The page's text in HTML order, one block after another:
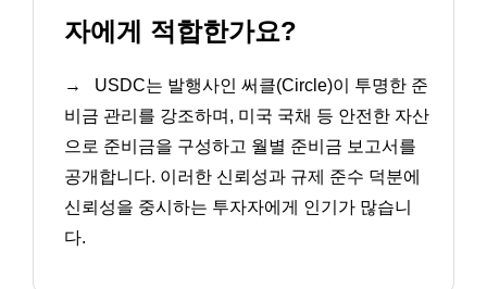
자에게 적합한가요?
→
USDC는 발행사인 써클(Circle)이 투명한 준
비금 관리를 강조하며, 미국 국채 등 안전한 자산
으로 준비금을 구성하고 월별 준비금 보고서를
공개합니다. 이러한 신뢰성과 규제 준수 덕분에
신뢰성을 중시하는 투자자에게 인기가 많습니
다.